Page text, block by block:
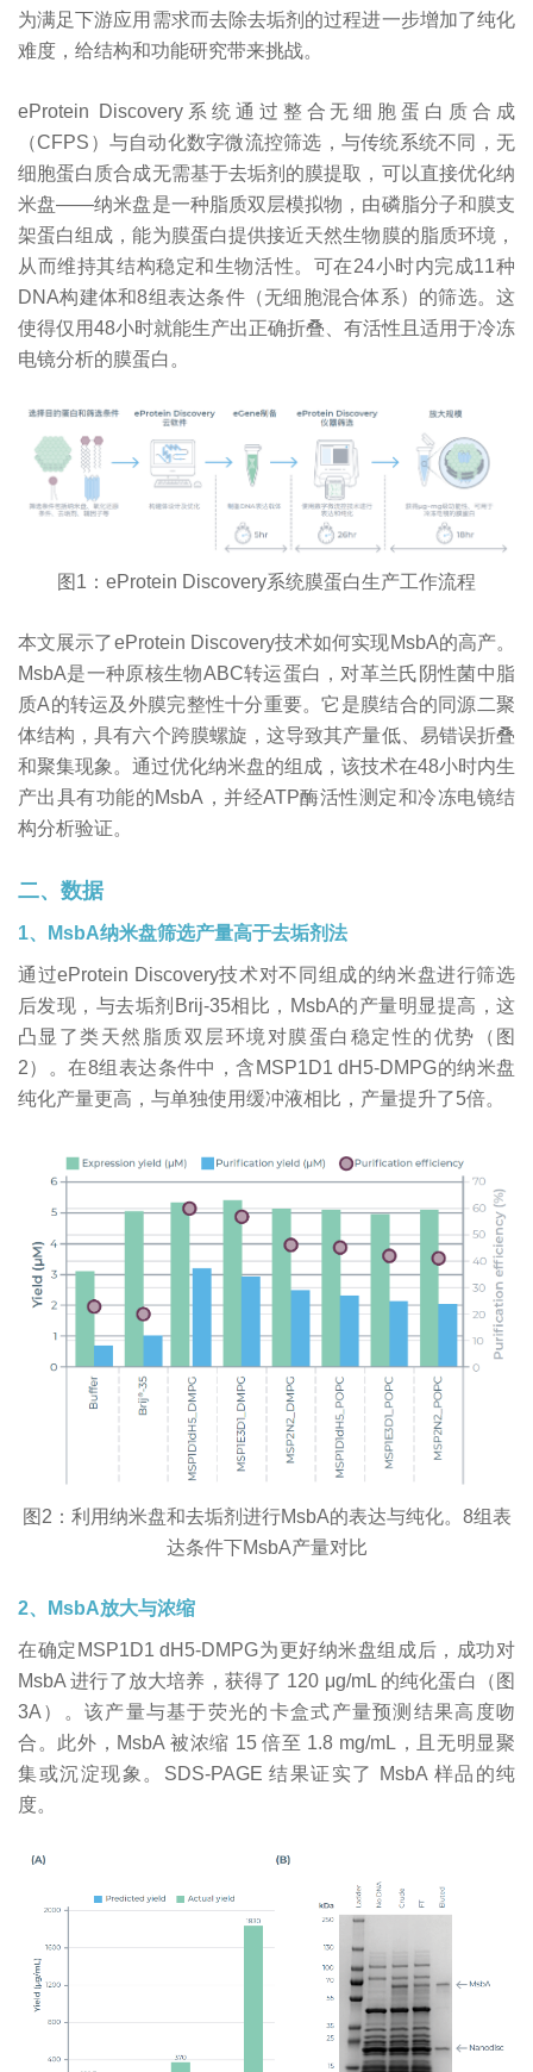
为满足下游应用需求而去除去垢剂的过程进一步增加了纯化
难度，给结构和功能研究带来挑战。
eProtein Discovery系统通过整合无细胞蛋白质合成
（CFPS）与自动化数字微流控筛选，与传统系统不同，无
细胞蛋白质合成无需基于去垢剂的膜提取，可以直接优化纳
米盘——纳米盘是一种脂质双层模拟物，由磷脂分子和膜支
架蛋白组成，能为膜蛋白提供接近天然生物膜的脂质环境，
从而维持其结构稳定和生物活性。可在24小时内完成11种
DNA构建体和8组表达条件（无细胞混合体系）的筛选。这
使得仅用48小时就能生产出正确折叠、有活性且适用于冷冻
电镜分析的膜蛋白。
图1：eProtein Discovery系统膜蛋白生产工作流程
本文展示了eProtein Discovery技术如何实现MsbA的高产。
MsbA是一种原核生物ABC转运蛋白，对革兰氏阴性菌中脂
质A的转运及外膜完整性十分重要。它是膜结合的同源二聚
体结构，具有六个跨膜螺旋，这导致其产量低、易错误折叠
和聚集现象。通过优化纳米盘的组成，该技术在48小时内生
产出具有功能的MsbA，并经ATP酶活性测定和冷冻电镜结
构分析验证。
二、数据
1、MsbA纳米盘筛选产量高于去垢剂法
通过eProtein Discovery技术对不同组成的纳米盘进行筛选
后发现，与去垢剂Brij-35相比，MsbA的产量明显提高，这
凸显了类天然脂质双层环境对膜蛋白稳定性的优势（图
2）。在8组表达条件中，含MSP1D1 dH5-DMPG的纳米盘
纯化产量更高，与单独使用缓冲液相比，产量提升了5倍。
图2：利用纳米盘和去垢剂进行MsbA的表达与纯化。8组表
达条件下MsbA产量对比
2、MsbA放大与浓缩
在确定MSP1D1 dH5-DMPG为更好纳米盘组成后，成功对
MsbA 进行了放大培养，获得了 120 μg/mL 的纯化蛋白（图
3A）。该产量与基于荧光的卡盒式产量预测结果高度吻
合。此外，MsbA 被浓缩 15 倍至 1.8 mg/mL，且无明显聚
集或沉淀现象。SDS-PAGE 结果证实了 MsbA 样品的纯
度。